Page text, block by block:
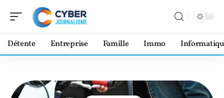
Détente Entreprise Famille Immo